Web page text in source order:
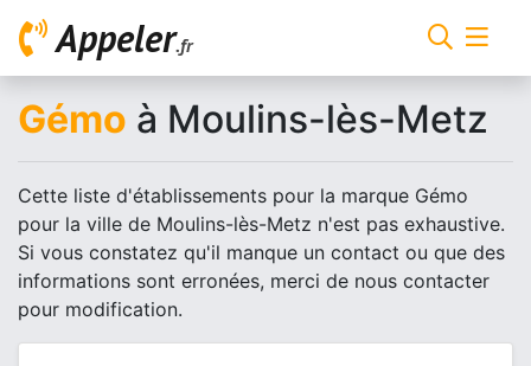
Appeler.fr
Gémo à Moulins-lès-Metz
Cette liste d'établissements pour la marque Gémo
pour la ville de Moulins-lès-Metz n'est pas exhaustive.
Si vous constatez qu'il manque un contact ou que des
informations sont erronées, merci de nous contacter
pour modification.